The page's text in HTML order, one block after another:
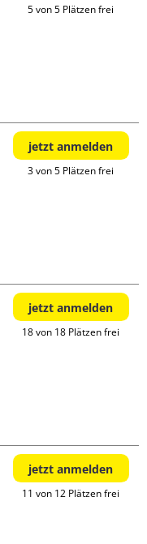
5 von 5 Plätzen frei
jetzt anmelden
3 von 5 Plätzen frei
jetzt anmelden
18 von 18 Plätzen frei
jetzt anmelden
11 von 12 Plätzen frei